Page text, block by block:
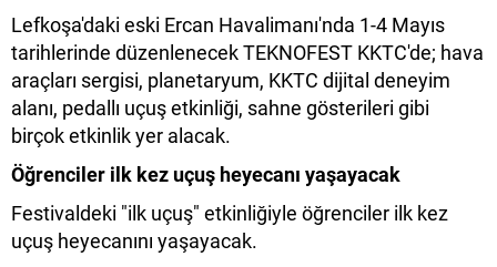
Lefkoşa'daki eski Ercan Havalimanı'nda 1-4 Mayıs
tarihlerinde düzenlenecek TEKNOFEST KKTC'de; hava
araçları sergisi, planetaryum, KKTC dijital deneyim
alanı, pedallı uçuş etkinliği, sahne gösterileri gibi
birçok etkinlik yer alacak.
Öğrenciler ilk kez uçuş heyecanı yaşayacak
Festivaldeki "ilk uçuş" etkinliğiyle öğrenciler ilk kez
uçuş heyecanını yaşayacak.